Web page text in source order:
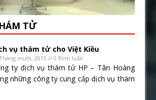
TỬ
vụ thám tử cho Việt Kiều
mười, 2015 // 0 Bình luận
ty dịch vụ thám tử HP – Tân Hoàng
những công ty cung cấp dịch vụ thám